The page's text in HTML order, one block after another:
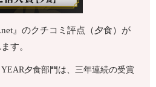
』のクチコミ評点（夕食）が
す。
夕食部門は、三年連続の受賞